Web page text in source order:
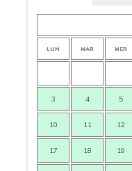
LUN MAR MER
3 4 5
10 11 12
17 18 19